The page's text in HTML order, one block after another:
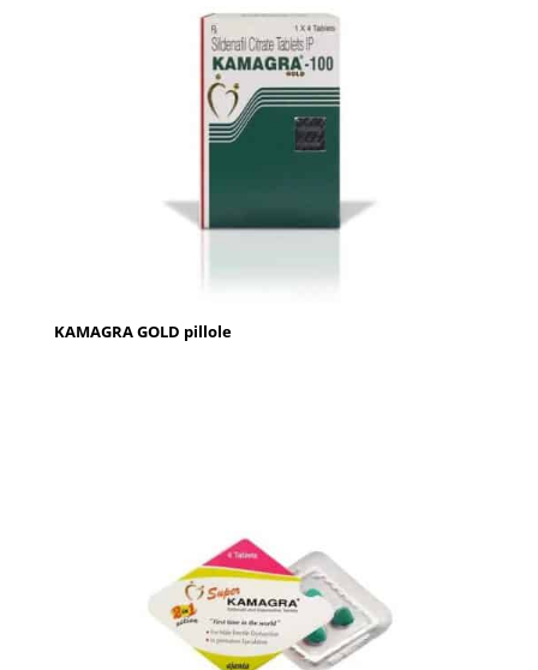
KAMAGRA GOLD pillole